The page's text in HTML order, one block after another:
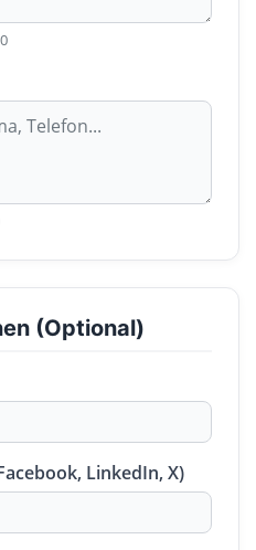
(Optional)
LinkedIn, X)